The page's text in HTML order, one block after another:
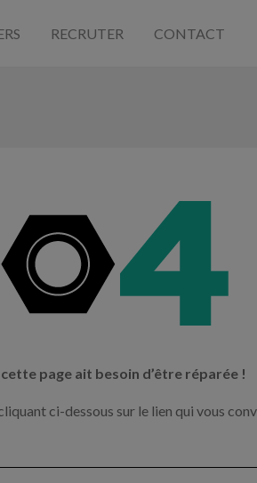
RECRUTER CONTACT
page ait besoin d’être réparée !
ci-dessous sur le lien qui vous